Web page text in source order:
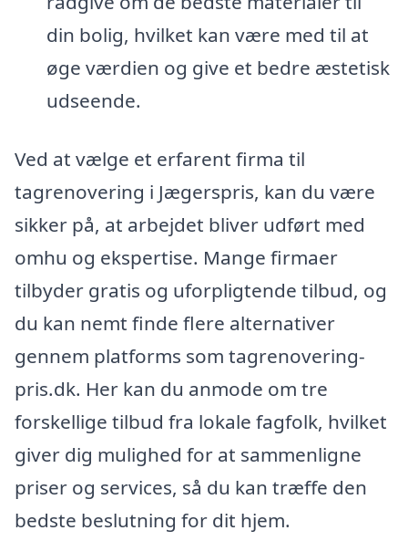
din bolig, hvilket kan være med til at
øge værdien og give et bedre æstetisk
udseende.
Ved at vælge et erfarent firma til
tagrenovering i Jægerspris, kan du være
sikker på, at arbejdet bliver udført med
omhu og ekspertise. Mange firmaer
tilbyder gratis og uforpligtende tilbud, og
du kan nemt finde flere alternativer
gennem platforms som tagrenovering-
pris.dk. Her kan du anmode om tre
forskellige tilbud fra lokale fagfolk, hvilket
giver dig mulighed for at sammenligne
priser og services, så du kan træffe den
bedste beslutning for dit hjem.